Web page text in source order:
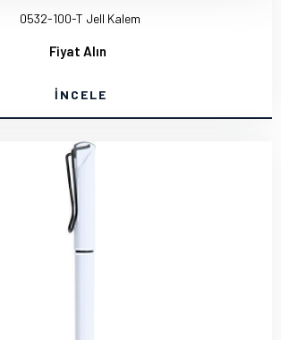
0532-100-T Jell Kalem
Fiyat Alın
İNCELE